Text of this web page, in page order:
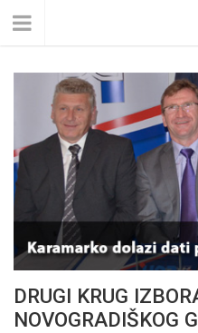
DRUGI KRUG
NOVOGRADIŠKOG